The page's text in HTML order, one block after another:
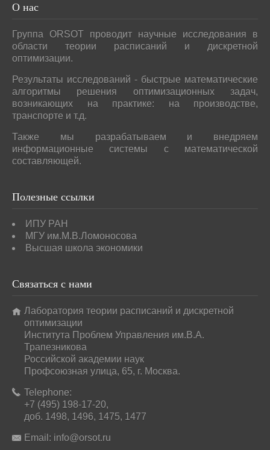
О нас
Группа ORSOT проводит научные исследования в
области теории расписаний и дискретной
оптимизации.
Результаты исследований - быстрые математические
алгоритмы решения оптимизационных задач,
возникающих на практике: на производстве,
транспорте и т.д.
Также мы разрабатываем и внедряем
информационные системы с математической
составляющей.
Полезные ссылки
ИПУ РАН
МГУ им.М.В.Ломоносова
Высшая школа экономики
Связаться с нами
Лаборатория теории расписаний и дискретной
оптимизации
Института Проблем Управления им.В.А.
Трапезникова
Российской академии наук
Профсоюзная улица, 65, г. Москва.
Telephone:
+7 (495) 198-17-20,
доб. 1498, 1496, 1475, 1477
Email: info@orsot.ru